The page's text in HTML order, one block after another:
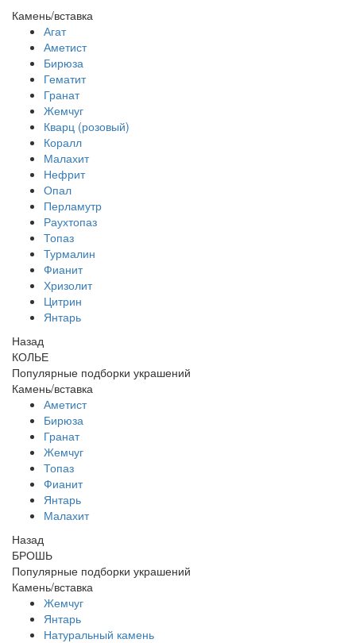
Камень/вставка
Агат
Аметист
Бирюза
Гематит
Гранат
Жемчуг
Кварц (розовый)
Коралл
Малахит
Нефрит
Опал
Перламутр
Раухтопаз
Топаз
Турмалин
Фианит
Хризолит
Цитрин
Янтарь
Назад
КОЛЬЕ
Популярные подборки украшений
Камень/вставка
Аметист
Бирюза
Гранат
Жемчуг
Топаз
Фианит
Янтарь
Малахит
Назад
БРОШЬ
Популярные подборки украшений
Камень/вставка
Жемчуг
Янтарь
Натуральный камень